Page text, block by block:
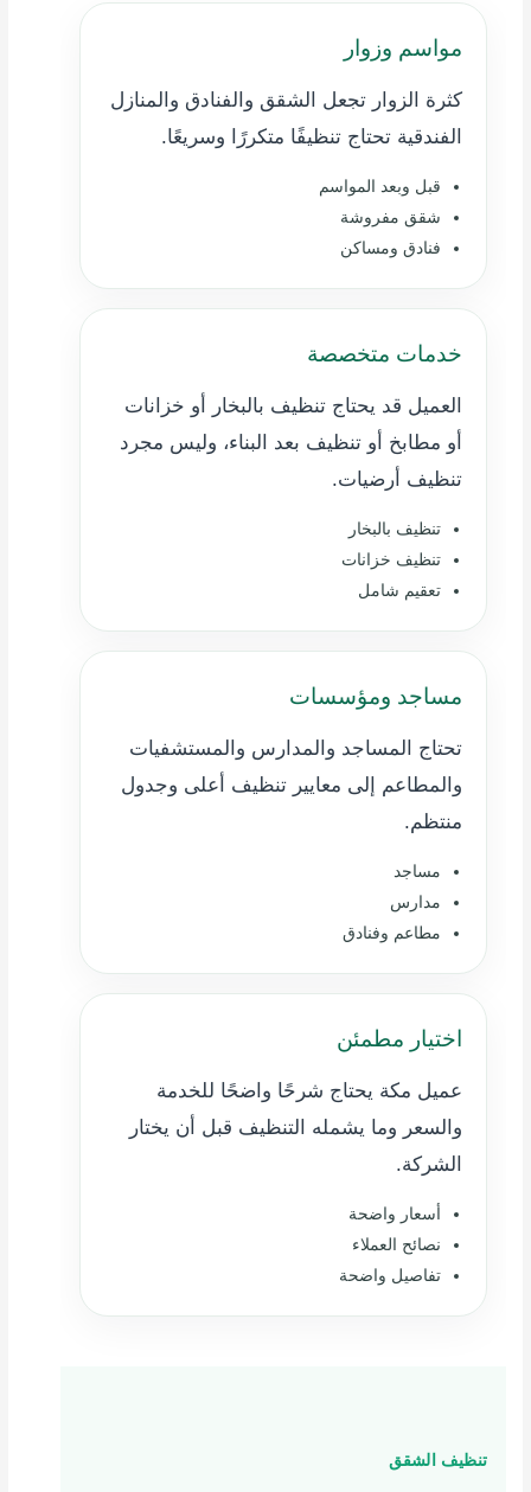
مواسم وزوار
كثرة الزوار تجعل الشقق والفنادق والمنازل
الفندقية تحتاج تنظيفًا متكررًا وسريعًا.
قبل وبعد المواسم
شقق مفروشة
فنادق ومساكن
خدمات متخصصة
العميل قد يحتاج تنظيف بالبخار أو خزانات
أو مطابخ أو تنظيف بعد البناء، وليس مجرد
تنظيف أرضيات.
تنظيف بالبخار
تنظيف خزانات
تعقيم شامل
مساجد ومؤسسات
تحتاج المساجد والمدارس والمستشفيات
والمطاعم إلى معايير تنظيف أعلى وجدول
منتظم.
مساجد
مدارس
مطاعم وفنادق
اختيار مطمئن
عميل مكة يحتاج شرحًا واضحًا للخدمة
والسعر وما يشمله التنظيف قبل أن يختار
الشركة.
أسعار واضحة
نصائح العملاء
تفاصيل واضحة
تنظيف الشقق